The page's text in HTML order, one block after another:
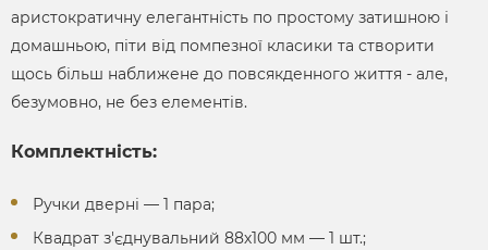
аристократичну елегантність по простому затишною і
домашньою, піти від помпезної класики та створити
щось більш наближене до повсякденного життя - але,
безумовно, не без елементів.
Комплектність:
Ручки дверні ― 1 пара;
Квадрат з'єднувальний 88х100 мм ― 1 шт.;